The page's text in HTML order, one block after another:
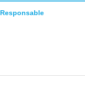
Responsable